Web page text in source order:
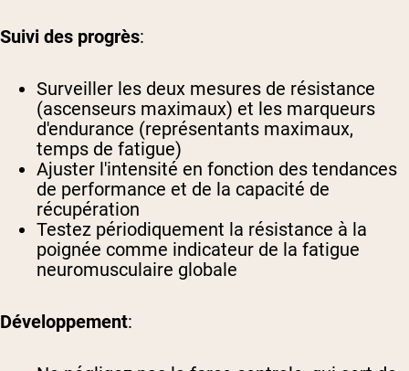
Suivi des progrès:
Surveiller les deux mesures de résistance
(ascenseurs maximaux) et les marqueurs
d'endurance (représentants maximaux,
temps de fatigue)
Ajuster l'intensité en fonction des tendances
de performance et de la capacité de
récupération
Testez périodiquement la résistance à la
poignée comme indicateur de la fatigue
neuromusculaire globale
Développement: